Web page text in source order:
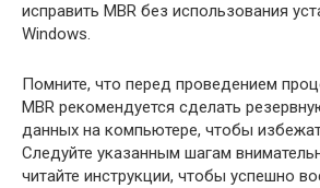
исправить MBR без использования
Windows.
Помните, что перед проведением
MBR рекомендуется сделать
данных на компьютере, чтобы
Следуйте указанным шагам
читайте инструкции, чтобы успешно